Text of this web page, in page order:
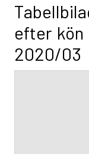
efter kön
2020/03